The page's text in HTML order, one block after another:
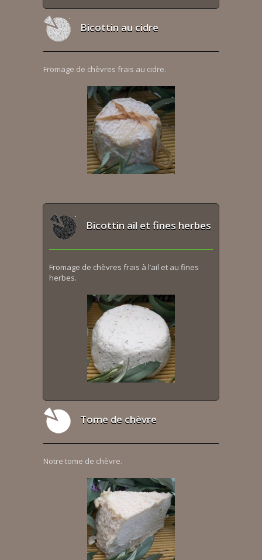
Bicottin au cidre
Fromage de chèvres frais au cidre.
Bicottin ail et fines herbes
Fromage de chèvres frais à l’ail et au fines
herbes.
Tome de chèvre
Notre tome de chèvre.